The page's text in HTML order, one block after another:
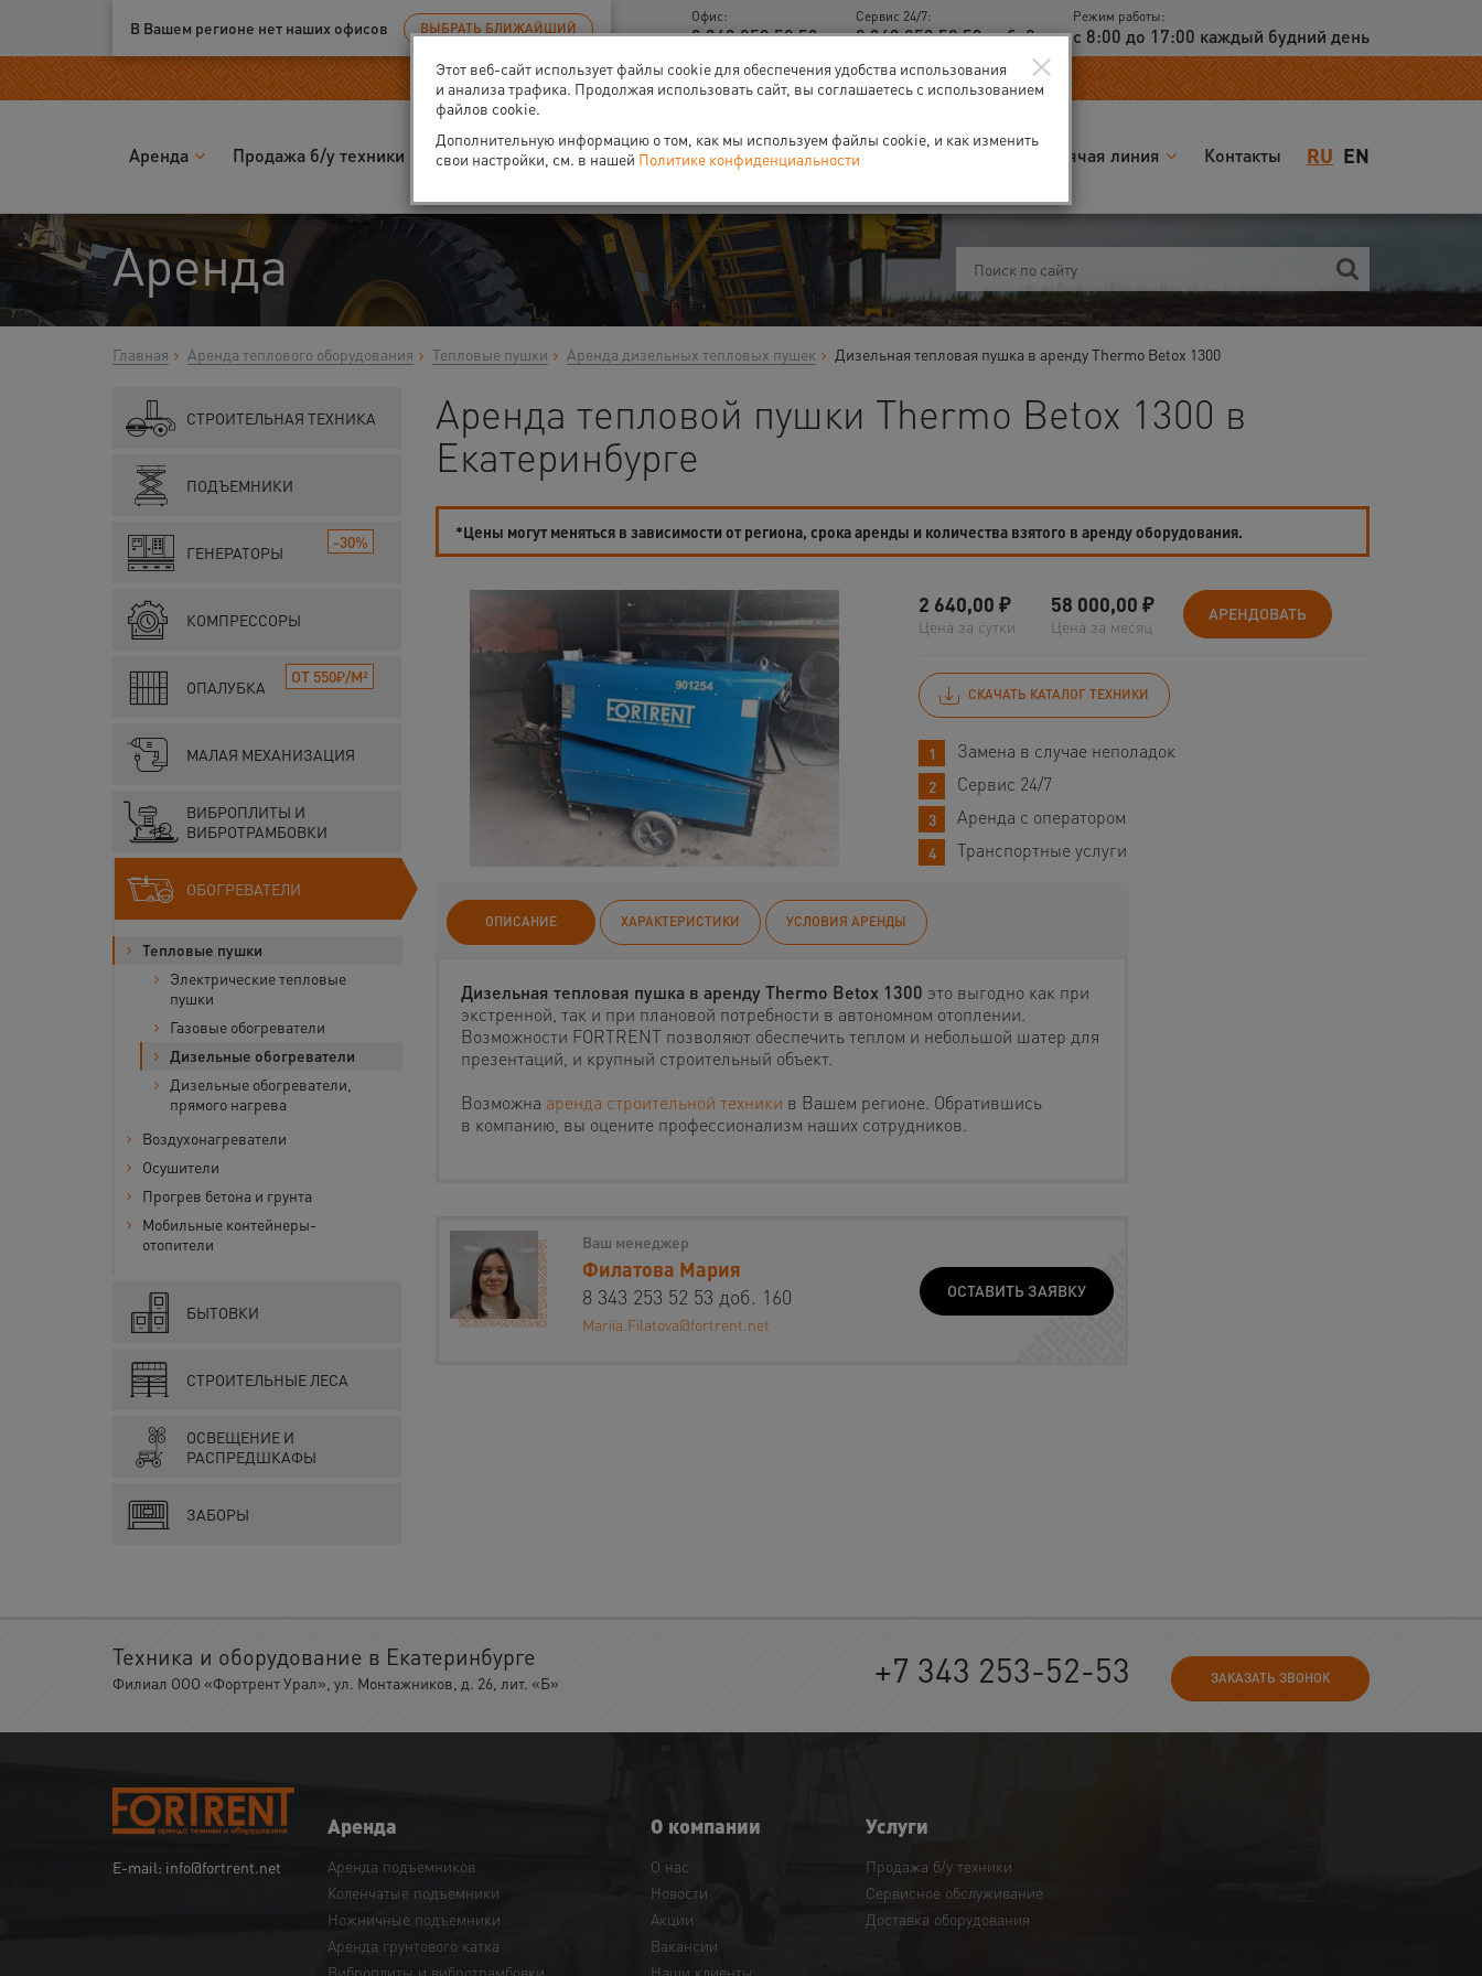
Ваш город:Екатеринбург
В Вашем регионе нет наших офисов ВЫБРАТЬ БЛИЖАЙШИЙ
Офис:
8 343 253 52 53
Сервис 24/7:
8 343 253 52 53 доб. 2
Режим работы:
с 8:00 до 17:00 каждый будний день
RU EN
Аренда Продажа б/у техники Запчасти О нас События Горячая линия Контакты
Аренда
Главная Аренда теплового оборудования Тепловые пушки Аренда дизельных тепловых пушек Дизельная тепловая пушка в аренду Thermo Betox 1300
СТРОИТЕЛЬНАЯ ТЕХНИКА
ПОДЪЕМНИКИ
ГЕНЕРАТОРЫ
-30%
КОМПРЕССОРЫ
ОПАЛУБКА
ОТ 550₽/М²
МАЛАЯ МЕХАНИЗАЦИЯ
ВИБРОПЛИТЫ И
ВИБРОТРАМБОВКИ
ОБОГРЕВАТЕЛИ
Тепловые пушки
Электрические тепловые
пушки
Газовые обогреватели
Дизельные обогреватели
Дизельные обогреватели,
прямого нагрева
Воздухонагреватели
Осушители
Прогрев бетона и грунта
Мобильные контейнеры-
отопители
БЫТОВКИ
СТРОИТЕЛЬНЫЕ ЛЕСА
ОСВЕЩЕНИЕ И
РАСПРЕДШКАФЫ
ЗАБОРЫ
Аренда тепловой пушки Thermo Betox 1300 в
Екатеринбурге
*Цены могут меняться в зависимости от региона, срока аренды и количества взятого в аренду оборудования.
2 640,00 ₽
Цена за сутки
58 000,00 ₽
Цена за месяц
АРЕНДОВАТЬ
СКАЧАТЬ КАТАЛОГ ТЕХНИКИ
Замена в случае неполадок
Сервис 24/7
Аренда с оператором
Транспортные услуги
ОПИСАНИЕ ХАРАКТЕРИСТИКИ УСЛОВИЯ АРЕНДЫ
Дизельная тепловая пушка в аренду Thermo Betox 1300 это выгодно как при
экстренной, так и при плановой потребности в автономном отоплении.
Возможности FORTRENT позволяют обеспечить теплом и небольшой шатер для
презентаций, и крупный строительный объект.
Возможна аренда строительной техники в Вашем регионе. Обратившись
в компанию, вы оцените профессионализм наших сотрудников.
Ваш менеджер
Филатова Мария
8 343 253 52 53 доб. 160
Mariia.Filatova@fortrent.net
ОСТАВИТЬ ЗАЯВКУ
Техника и оборудование в Екатеринбурге
Филиал ООО «Фортрент Урал», ул. Монтажников, д. 26, лит. «Б» +7 343 253-52-53 ЗАКАЗАТЬ ЗВОНОК
E-mail: info@fortrent.net
Аренда
Аренда подъемников
Коленчатые подъемники
Ножничные подъемники
Аренда грунтового катка
Виброплиты и вибротрамбовки
О компании
О нас
Новости
Акции
Вакансии
Наши клиенты
Услуги
Продажа б/у техники
Сервисное обслуживание
Доставка оборудования
×
Этот веб-сайт использует файлы cookie для обеспечения удобства использования
и анализа трафика. Продолжая использовать сайт, вы соглашаетесь с использованием
файлов cookie.
Дополнительную информацию о том, как мы используем файлы cookie, и как изменить
свои настройки, см. в нашей Политике конфиденциальности